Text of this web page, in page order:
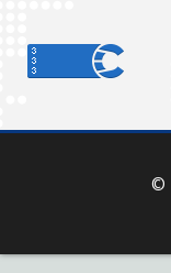
©